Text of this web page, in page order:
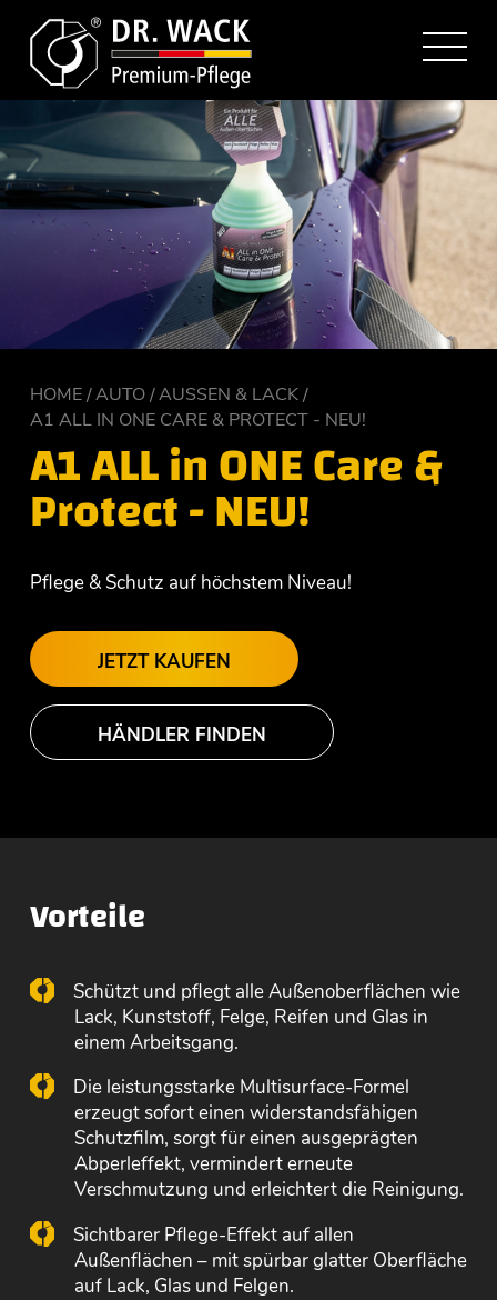
HOME AUTO AUSSEN & LACK
A1 ALL IN ONE CARE & PROTECT - NEU!
A1 ALL in ONE Care &
Protect - NEU!
Pflege & Schutz auf höchstem Niveau!
JETZT KAUFEN
HÄNDLER FINDEN
Vorteile
Schützt und pflegt alle Außenoberflächen wie
Lack, Kunststoff, Felge, Reifen und Glas in
einem Arbeitsgang.
Die leistungsstarke Multisurface-Formel
erzeugt sofort einen widerstandsfähigen
Schutzfilm, sorgt für einen ausgeprägten
Abperleffekt, vermindert erneute
Verschmutzung und erleichtert die Reinigung.
Sichtbarer Pflege-Effekt auf allen
Außenflächen – mit spürbar glatter Oberfläche
auf Lack, Glas und Felgen.